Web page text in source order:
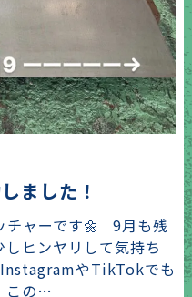
ました！
チャーです🌼 9月も残
ヒンヤリして気持ち
やTikTokでも
この…